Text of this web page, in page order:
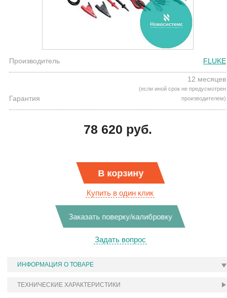
Производитель FLUKE
Гарантия
12 месяцев
(если иной срок не предусмотрен
производителем)
78 620 руб.
В корзину
Купить в один клик
Заказать поверку/калибровку
Задать вопрос
ИНФОРМАЦИЯ О ТОВАРЕ
ТЕХНИЧЕСКИЕ ХАРАКТЕРИСТИКИ